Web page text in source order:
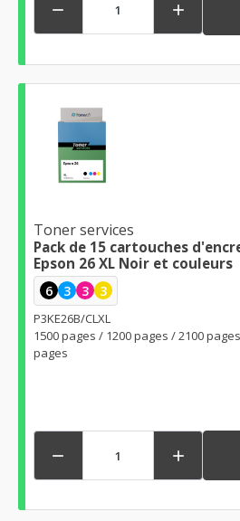
 
Toner services
Pack de 15 cartouches
Epson 26 XL Noir et couleurs
6 3 3 3
P3KE26B/CLXL
1500 pages / 1200 pages / 2100
pages
 